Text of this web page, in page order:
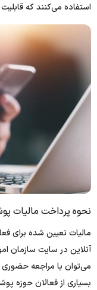
استفاده می‌کنند که
نحوه پرداخت مالیات
مالیات تعیین شده برای
آنلاین در سایت سازمان
می‌توان با مراجعه حضوری
بسیاری از فعالان حوزه